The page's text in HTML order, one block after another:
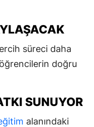
süreci daha
doğru
SUNUYOR
alanındaki